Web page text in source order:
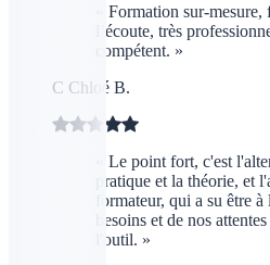
« Formation sur-mesure,
l’écoute, très
compétent. »
C Chloé B.
« Le point fort, c'est
pratique et la théorie, et
formateur, qui a su être
besoins et de nos
l'outil. »